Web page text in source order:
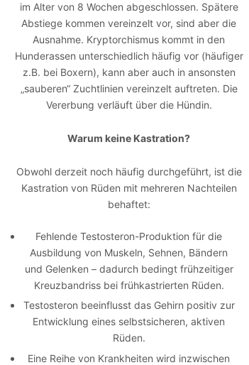
im Alter von 8 Wochen abgeschlossen. Spätere
Abstiege kommen vereinzelt vor, sind aber die
Ausnahme. Kryptorchismus kommt in den
Hunderassen unterschiedlich häufig vor (häufiger
z.B. bei Boxern), kann aber auch in ansonsten
„sauberen“ Zuchtlinien vereinzelt auftreten. Die
Vererbung verläuft über die Hündin.
Warum keine Kastration?
Obwohl derzeit noch häufig durchgeführt, ist die
Kastration von Rüden mit mehreren Nachteilen
behaftet:
Fehlende Testosteron-Produktion für die
Ausbildung von Muskeln, Sehnen, Bändern
und Gelenken – dadurch bedingt frühzeitiger
Kreuzbandriss bei frühkastrierten Rüden.
Testosteron beeinflusst das Gehirn positiv zur
Entwicklung eines selbstsicheren, aktiven
Rüden.
Eine Reihe von Krankheiten wird inzwischen